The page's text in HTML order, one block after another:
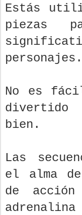
Estás
piezas
personajes.
No es
divertido
bien.
Las
el alma
de